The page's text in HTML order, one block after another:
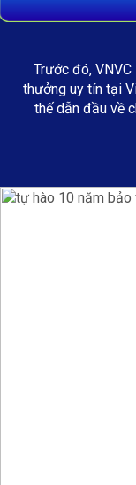
Trước đó,
thưởng uy tín tại
thế dẫn đầu về